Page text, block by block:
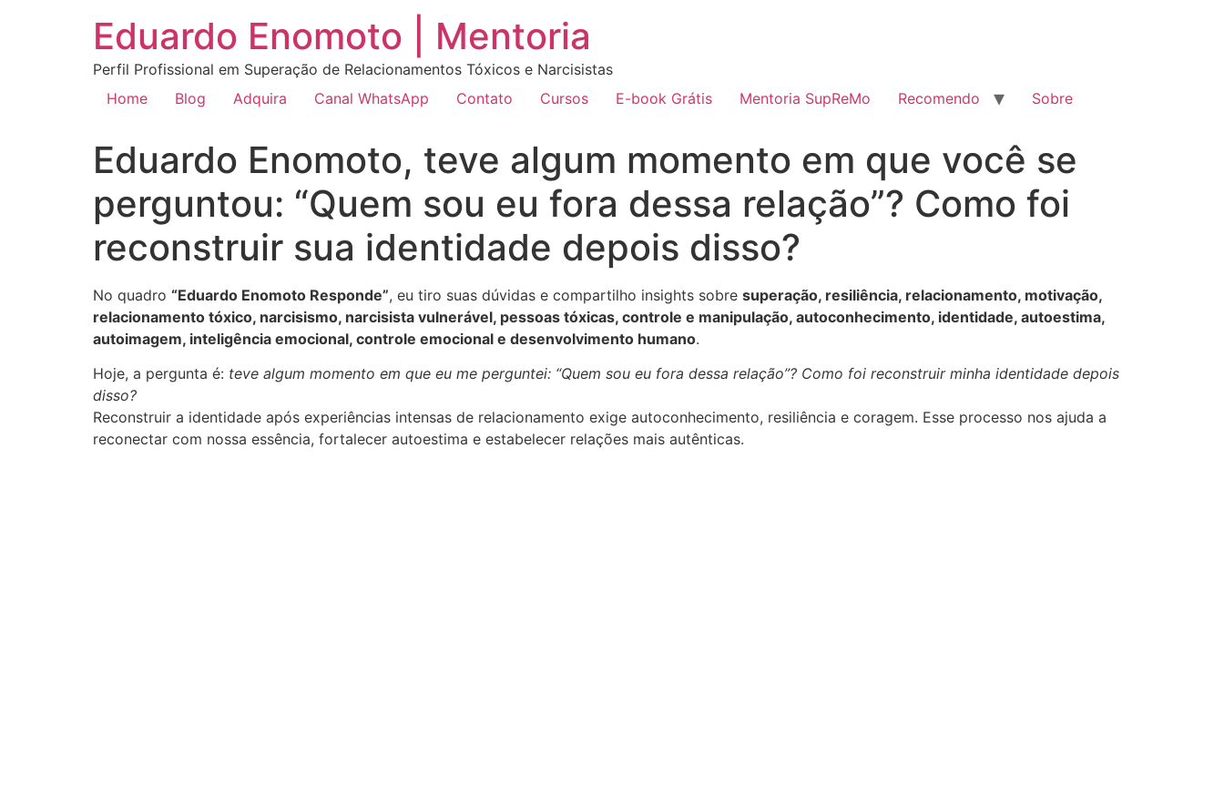
Eduardo Enomoto | Mentoria
Perfil Profissional em Superação de Relacionamentos Tóxicos e Narcisistas
Home
Blog Adquira Canal WhatsApp Contato Cursos E-book Grátis Mentoria SupReMo Recomendo Sobre
Eduardo Enomoto, teve algum momento em que você se
perguntou: “Quem sou eu fora dessa relação”? Como foi
reconstruir sua identidade depois disso?
No quadro “Eduardo Enomoto Responde”, eu tiro suas dúvidas e compartilho insights sobre superação, resiliência, relacionamento, motivação,
relacionamento tóxico, narcisismo, narcisista vulnerável, pessoas tóxicas, controle e manipulação, autoconhecimento, identidade, autoestima,
autoimagem, inteligência emocional, controle emocional e desenvolvimento humano.
Hoje, a pergunta é: teve algum momento em que eu me perguntei: “Quem sou eu fora dessa relação”? Como foi reconstruir minha identidade depois
disso?
Reconstruir a identidade após experiências intensas de relacionamento exige autoconhecimento, resiliência e coragem. Esse processo nos ajuda a
reconectar com nossa essência, fortalecer autoestima e estabelecer relações mais autênticas.